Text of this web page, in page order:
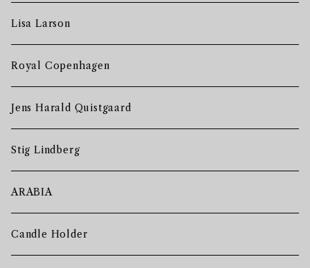
Lisa Larson
Royal Copenhagen
Jens Harald Quistgaard
Stig Lindberg
ARABIA
Candle Holder